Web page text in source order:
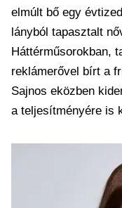
elmúlt bő egy
lányból tapasztalt
Háttérműsorokban,
reklámerővel bírt a
Sajnos eközben
a teljesítményére is